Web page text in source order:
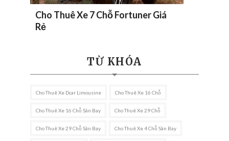
Cho Thuê Xe 7 Chỗ Fortuner Giá
Rẻ
TỪ KHÓA
Cho Thuê Xe Dcar Limousine Cho Thuê Xe 16 Chỗ
Cho Thuê Xe 16 Chỗ Sân Bay Cho Thuê Xe 29 Chỗ
Cho Thuê Xe 29 Chỗ Sân Bay Cho Thuê Xe 4 Chỗ Sân Bay